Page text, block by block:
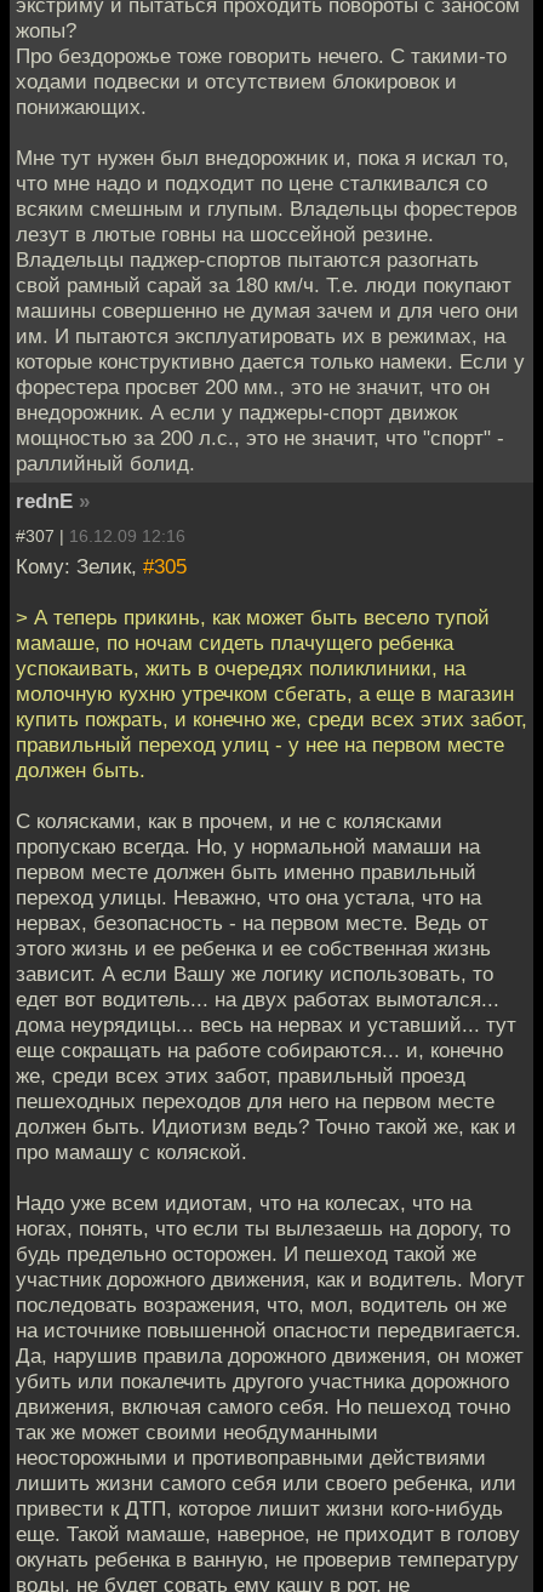
экстриму и пытаться проходить повороты с заносом
жопы?
Про бездорожье тоже говорить нечего. С такими-то
ходами подвески и отсутствием блокировок и
понижающих.
Мне тут нужен был внедорожник и, пока я искал то,
что мне надо и подходит по цене сталкивался со
всяким смешным и глупым. Владельцы форестеров
лезут в лютые говны на шоссейной резине.
Владельцы паджер-спортов пытаются разогнать
свой рамный сарай за 180 км/ч. Т.е. люди покупают
машины совершенно не думая зачем и для чего они
им. И пытаются эксплуатировать их в режимах, на
которые конструктивно дается только намеки. Если у
форестера просвет 200 мм., это не значит, что он
внедорожник. А если у паджеры-спорт движок
мощностью за 200 л.с., это не значит, что "спорт" -
раллийный болид.
rednE »
#307 | 16.12.09 12:16
Кому: Зелик, #305
> А теперь прикинь, как может быть весело тупой
мамаше, по ночам сидеть плачущего ребенка
успокаивать, жить в очередях поликлиники, на
молочную кухню утречком сбегать, а еще в магазин
купить пожрать, и конечно же, среди всех этих забот,
правильный переход улиц - у нее на первом месте
должен быть.
С колясками, как в прочем, и не с колясками
пропускаю всегда. Но, у нормальной мамаши на
первом месте должен быть именно правильный
переход улицы. Неважно, что она устала, что на
нервах, безопасность - на первом месте. Ведь от
этого жизнь и ее ребенка и ее собственная жизнь
зависит. А если Вашу же логику использовать, то
едет вот водитель... на двух работах вымотался...
дома неурядицы... весь на нервах и уставший... тут
еще сокращать на работе собираются... и, конечно
же, среди всех этих забот, правильный проезд
пешеходных переходов для него на первом месте
должен быть. Идиотизм ведь? Точно такой же, как и
про мамашу с коляской.
Надо уже всем идиотам, что на колесах, что на
ногах, понять, что если ты вылезаешь на дорогу, то
будь предельно осторожен. И пешеход такой же
участник дорожного движения, как и водитель. Могут
последовать возражения, что, мол, водитель он же
на источнике повышенной опасности передвигается.
Да, нарушив правила дорожного движения, он может
убить или покалечить другого участника дорожного
движения, включая самого себя. Но пешеход точно
так же может своими необдуманными
неосторожными и противоправными действиями
лишить жизни самого себя или своего ребенка, или
привести к ДТП, которое лишит жизни кого-нибудь
еще. Такой мамаше, наверное, не приходит в голову
окунать ребенка в ванную, не проверив температуру
воды, не будет совать ему кашу в рот, не